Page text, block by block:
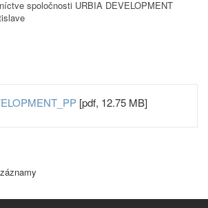
spoločnosti URBIA DEVELOPMENT
[pdf, 12.75 MB]